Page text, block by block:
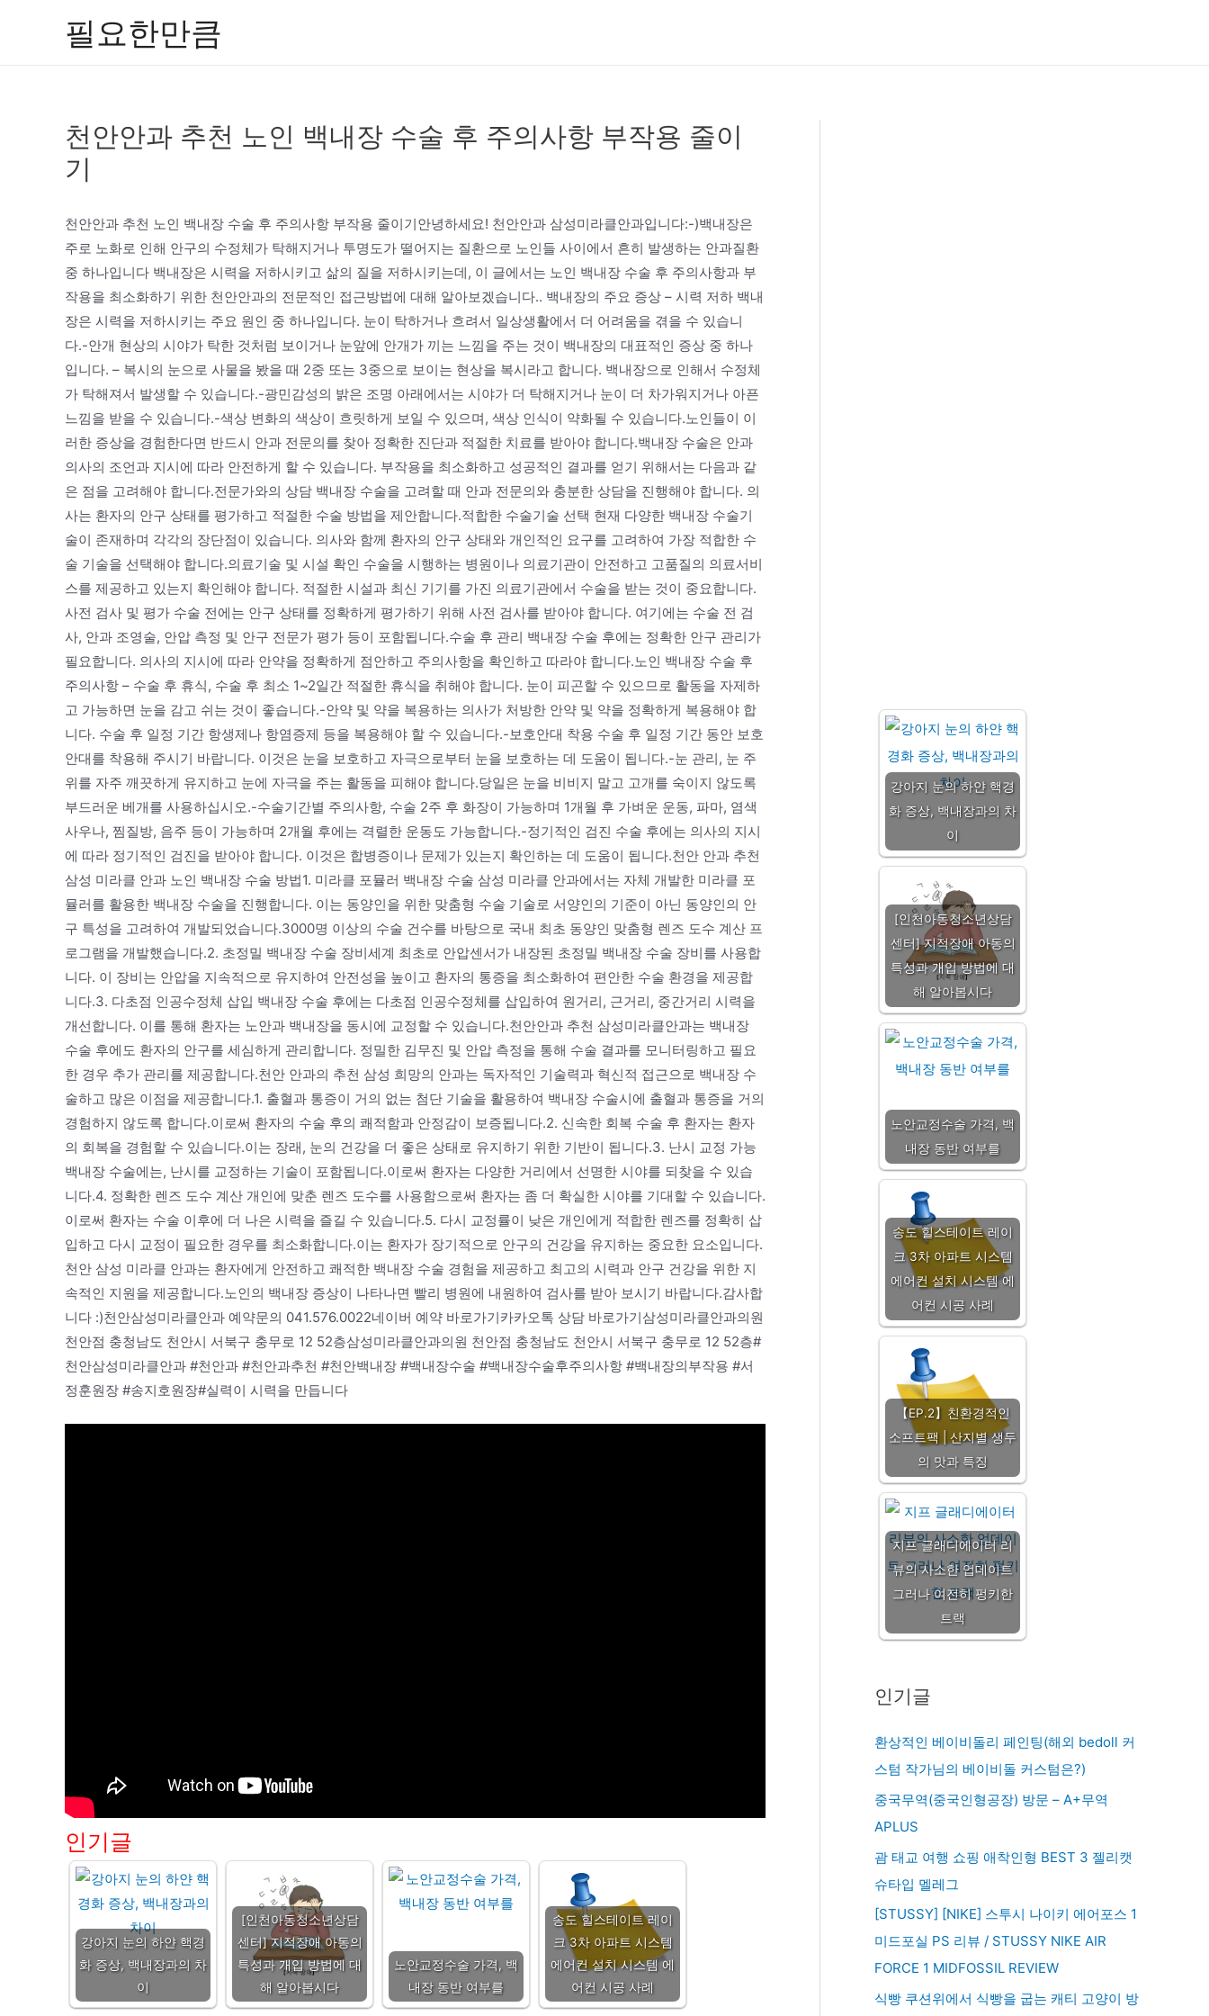
필요한만큼
천안안과 추천 노인 백내장 수술 후 주의사항 부작용 줄이
기
천안안과 추천 노인 백내장 수술 후 주의사항 부작용 줄이기안녕하세요! 천안안과 삼성미라클안과입니다:-)백내장은
주로 노화로 인해 안구의 수정체가 탁해지거나 투명도가 떨어지는 질환으로 노인들 사이에서 흔히 발생하는 안과질환
중 하나입니다 백내장은 시력을 저하시키고 삶의 질을 저하시키는데, 이 글에서는 노인 백내장 수술 후 주의사항과 부
작용을 최소화하기 위한 천안안과의 전문적인 접근방법에 대해 알아보겠습니다.. 백내장의 주요 증상 – 시력 저하 백내
장은 시력을 저하시키는 주요 원인 중 하나입니다. 눈이 탁하거나 흐려서 일상생활에서 더 어려움을 겪을 수 있습니
다.-안개 현상의 시야가 탁한 것처럼 보이거나 눈앞에 안개가 끼는 느낌을 주는 것이 백내장의 대표적인 증상 중 하나
입니다. – 복시의 눈으로 사물을 봤을 때 2중 또는 3중으로 보이는 현상을 복시라고 합니다. 백내장으로 인해서 수정체
가 탁해져서 발생할 수 있습니다.-광민감성의 밝은 조명 아래에서는 시야가 더 탁해지거나 눈이 더 차가워지거나 아픈
느낌을 받을 수 있습니다.-색상 변화의 색상이 흐릿하게 보일 수 있으며, 색상 인식이 약화될 수 있습니다.노인들이 이
러한 증상을 경험한다면 반드시 안과 전문의를 찾아 정확한 진단과 적절한 치료를 받아야 합니다.백내장 수술은 안과
의사의 조언과 지시에 따라 안전하게 할 수 있습니다. 부작용을 최소화하고 성공적인 결과를 얻기 위해서는 다음과 같
은 점을 고려해야 합니다.전문가와의 상담 백내장 수술을 고려할 때 안과 전문의와 충분한 상담을 진행해야 합니다. 의
사는 환자의 안구 상태를 평가하고 적절한 수술 방법을 제안합니다.적합한 수술기술 선택 현재 다양한 백내장 수술기
술이 존재하며 각각의 장단점이 있습니다. 의사와 함께 환자의 안구 상태와 개인적인 요구를 고려하여 가장 적합한 수
술 기술을 선택해야 합니다.의료기술 및 시설 확인 수술을 시행하는 병원이나 의료기관이 안전하고 고품질의 의료서비
스를 제공하고 있는지 확인해야 합니다. 적절한 시설과 최신 기기를 가진 의료기관에서 수술을 받는 것이 중요합니다.
사전 검사 및 평가 수술 전에는 안구 상태를 정확하게 평가하기 위해 사전 검사를 받아야 합니다. 여기에는 수술 전 검
사, 안과 조영술, 안압 측정 및 안구 전문가 평가 등이 포함됩니다.수술 후 관리 백내장 수술 후에는 정확한 안구 관리가
필요합니다. 의사의 지시에 따라 안약을 정확하게 점안하고 주의사항을 확인하고 따라야 합니다.노인 백내장 수술 후
주의사항 – 수술 후 휴식, 수술 후 최소 1~2일간 적절한 휴식을 취해야 합니다. 눈이 피곤할 수 있으므로 활동을 자제하
고 가능하면 눈을 감고 쉬는 것이 좋습니다.-안약 및 약을 복용하는 의사가 처방한 안약 및 약을 정확하게 복용해야 합
니다. 수술 후 일정 기간 항생제나 항염증제 등을 복용해야 할 수 있습니다.-보호안대 착용 수술 후 일정 기간 동안 보호
안대를 착용해 주시기 바랍니다. 이것은 눈을 보호하고 자극으로부터 눈을 보호하는 데 도움이 됩니다.-눈 관리, 눈 주
위를 자주 깨끗하게 유지하고 눈에 자극을 주는 활동을 피해야 합니다.당일은 눈을 비비지 말고 고개를 숙이지 않도록
부드러운 베개를 사용하십시오.-수술기간별 주의사항, 수술 2주 후 화장이 가능하며 1개월 후 가벼운 운동, 파마, 염색
사우나, 찜질방, 음주 등이 가능하며 2개월 후에는 격렬한 운동도 가능합니다.-정기적인 검진 수술 후에는 의사의 지시
에 따라 정기적인 검진을 받아야 합니다. 이것은 합병증이나 문제가 있는지 확인하는 데 도움이 됩니다.천안 안과 추천
삼성 미라클 안과 노인 백내장 수술 방법1. 미라클 포뮬러 백내장 수술 삼성 미라클 안과에서는 자체 개발한 미라클 포
뮬러를 활용한 백내장 수술을 진행합니다. 이는 동양인을 위한 맞춤형 수술 기술로 서양인의 기준이 아닌 동양인의 안
구 특성을 고려하여 개발되었습니다.3000명 이상의 수술 건수를 바탕으로 국내 최초 동양인 맞춤형 렌즈 도수 계산 프
로그램을 개발했습니다.2. 초정밀 백내장 수술 장비세계 최초로 안압센서가 내장된 초정밀 백내장 수술 장비를 사용합
니다. 이 장비는 안압을 지속적으로 유지하여 안전성을 높이고 환자의 통증을 최소화하여 편안한 수술 환경을 제공합
니다.3. 다초점 인공수정체 삽입 백내장 수술 후에는 다초점 인공수정체를 삽입하여 원거리, 근거리, 중간거리 시력을
개선합니다. 이를 통해 환자는 노안과 백내장을 동시에 교정할 수 있습니다.천안안과 추천 삼성미라클안과는 백내장
수술 후에도 환자의 안구를 세심하게 관리합니다. 정밀한 김무진 및 안압 측정을 통해 수술 결과를 모니터링하고 필요
한 경우 추가 관리를 제공합니다.천안 안과의 추천 삼성 희망의 안과는 독자적인 기술력과 혁신적 접근으로 백내장 수
술하고 많은 이점을 제공합니다.1. 출혈과 통증이 거의 없는 첨단 기술을 활용하여 백내장 수술시에 출혈과 통증을 거의
경험하지 않도록 합니다.이로써 환자의 수술 후의 쾌적함과 안정감이 보증됩니다.2. 신속한 회복 수술 후 환자는 환자
의 회복을 경험할 수 있습니다.이는 장래, 눈의 건강을 더 좋은 상태로 유지하기 위한 기반이 됩니다.3. 난시 교정 가능
백내장 수술에는, 난시를 교정하는 기술이 포함됩니다.이로써 환자는 다양한 거리에서 선명한 시야를 되찾을 수 있습
니다.4. 정확한 렌즈 도수 계산 개인에 맞춘 렌즈 도수를 사용함으로써 환자는 좀 더 확실한 시야를 기대할 수 있습니다.
이로써 환자는 수술 이후에 더 나은 시력을 즐길 수 있습니다.5. 다시 교정률이 낮은 개인에게 적합한 렌즈를 정확히 삽
입하고 다시 교정이 필요한 경우를 최소화합니다.이는 환자가 장기적으로 안구의 건강을 유지하는 중요한 요소입니다.
천안 삼성 미라클 안과는 환자에게 안전하고 쾌적한 백내장 수술 경험을 제공하고 최고의 시력과 안구 건강을 위한 지
속적인 지원을 제공합니다.노인의 백내장 증상이 나타나면 빨리 병원에 내원하여 검사를 받아 보시기 바랍니다.감사합
니다 :)천안삼성미라클안과 예약문의 041.576.0022네이버 예약 바로가기카카오톡 상담 바로가기삼성미라클안과의원
천안점 충청남도 천안시 서북구 충무로 12 52층삼성미라클안과의원 천안점 충청남도 천안시 서북구 충무로 12 52층#
천안삼성미라클안과 #천안과 #천안과추천 #천안백내장 #백내장수술 #백내장수술후주의사항 #백내장의부작용 #서
정훈원장 #송지호원장#실력이 시력을 만듭니다
인기글
강아지 눈의 하얀 핵경
화 증상, 백내장과의 차
이
[인천아동청소년상담
센터] 지적장애 아동의
특성과 개입 방법에 대
해 알아봅시다
노안교정수술 가격, 백
내장 동반 여부를
송도 힐스테이트 레이
크 3차 아파트 시스템
에어컨 설치 시스템 에
어컨 시공 사례
강아지 눈의 하얀 핵경
화 증상, 백내장과의 차
이
[인천아동청소년상담
센터] 지적장애 아동의
특성과 개입 방법에 대
해 알아봅시다
노안교정수술 가격, 백
내장 동반 여부를
송도 힐스테이트 레이
크 3차 아파트 시스템
에어컨 설치 시스템 에
어컨 시공 사례
【EP.2】친환경적인
소프트팩 | 산지별 생두
의 맛과 특징
지프 글래디에이터 리
뷰의 사소한 업데이트
그러나 여전히 펑키한
트랙
인기글
환상적인 베이비돌리 페인팅(해외 bedoll 커
스텀 작가님의 베이비돌 커스텀은?)
중국무역(중국인형공장) 방문 – A+무역
APLUS
괌 태교 여행 쇼핑 애착인형 BEST 3 젤리캣
슈타입 멜레그
[STUSSY] [NIKE] 스투시 나이키 에어포스 1
미드포실 PS 리뷰 / STUSSY NIKE AIR
FORCE 1 MIDFOSSIL REVIEW
식빵 쿠션위에서 식빵을 굽는 캐티 고양이 방